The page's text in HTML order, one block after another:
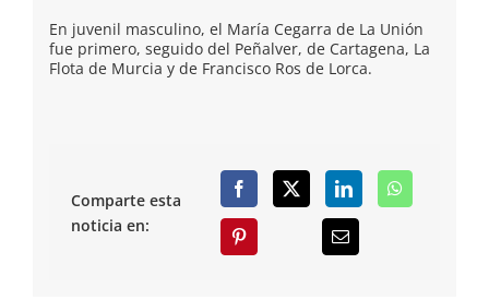
En juvenil masculino, el María Cegarra de La Unión
fue primero, seguido del Peñalver, de Cartagena, La
Flota de Murcia y de Francisco Ros de Lorca.
Comparte esta
noticia en: